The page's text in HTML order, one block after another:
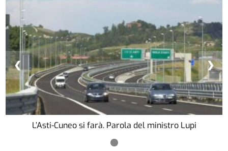
L’Asti-Cuneo si farà. Parola del ministro Lupi
❮ ❯